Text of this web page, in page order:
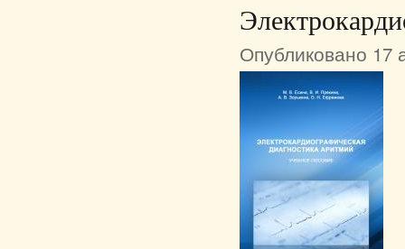
Опубликовано 17